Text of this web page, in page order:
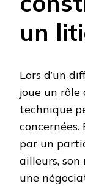
un
Lors d’un
joue un rôle
technique
par un
ailleurs,
une